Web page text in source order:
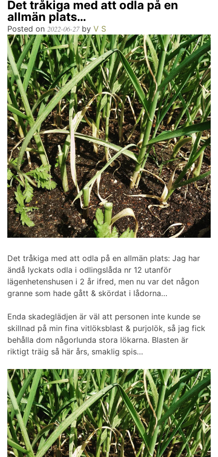
Det tråkiga med att odla på en
allmän plats…
Posted on 2022-06-27by V S
Det tråkiga med att odla på en allmän plats: Jag har
ändå lyckats odla i odlingslåda nr 12 utanför
lägenhetenshusen i 2 år ifred, men nu var det någon
granne som hade gått & skördat i lådorna…
Enda skadeglädjen är väl att personen inte kunde se
skillnad på min fina vitlöksblast & purjolök, så jag fick
behålla dom någorlunda stora lökarna. Blasten är
riktigt träig så här års, smaklig spis…